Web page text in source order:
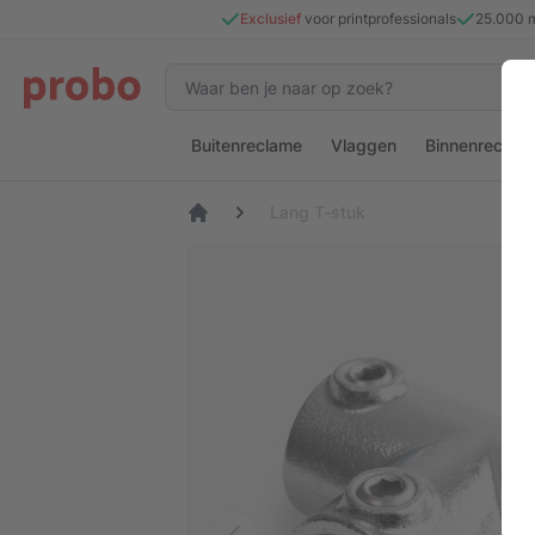
Exclusief voor printprofessionals 25.000
Buitenreclame Vlaggen